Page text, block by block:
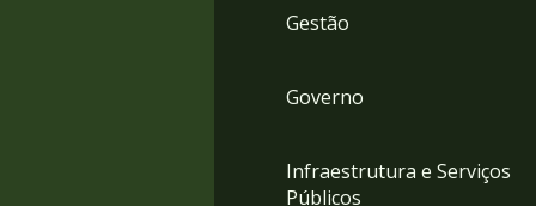
Gestão
Governo
Infraestrutura e Serviços
Públicos